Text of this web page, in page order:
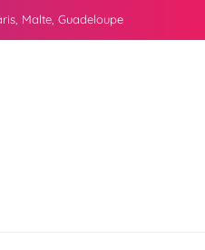
Malte, Guadeloupe